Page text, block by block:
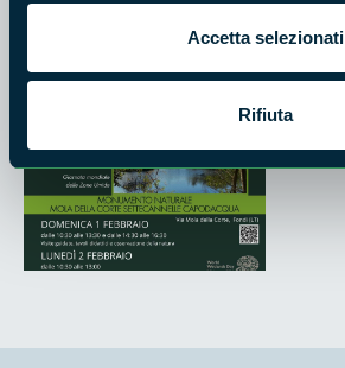
Accetta selezionati
Rifiuta